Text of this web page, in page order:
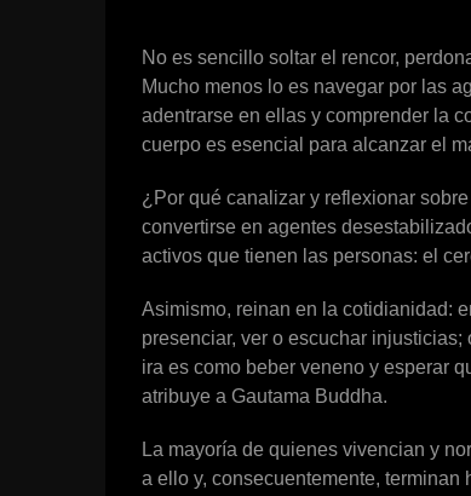
No es sencillo soltar el rencor,
Mucho menos lo es navegar por las
adentrarse en ellas y comprender la
cuerpo es esencial para alcanzar el
¿Por qué canalizar y reflexionar
convertirse en agentes
activos que tienen las personas: el
Asimismo, reinan en la cotidianidad:
presenciar, ver o escuchar
ira es como beber veneno y esperar
atribuye a Gautama Buddha.
La mayoría de quienes vivencian y
a ello y, consecuentemente,